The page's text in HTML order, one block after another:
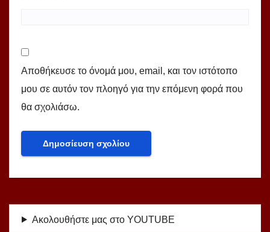
Αποθήκευσε το όνομά μου, email, και τον ιστότοπο
μου σε αυτόν τον πλοηγό για την επόμενη φορά που
θα σχολιάσω.
Ακολουθήστε μας στο YOUTUBE